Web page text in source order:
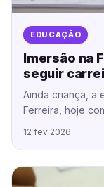
EDUCAÇÃO
Imersão na
seguir
Ainda criança, a
Ferreira, hoje
12 fev 2026